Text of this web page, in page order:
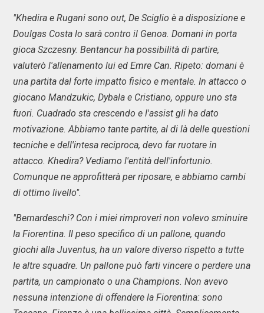
"Khedira e Rugani sono out, De Sciglio è a disposizione e
Doulgas Costa lo sarà contro il Genoa. Domani in porta
gioca Szczesny. Bentancur ha possibilità di partire,
valuterò l'allenamento lui ed Emre Can. Ripeto: domani è
una partita dal forte impatto fisico e mentale. In attacco o
giocano Mandzukic, Dybala e Cristiano, oppure uno sta
fuori. Cuadrado sta crescendo e l'assist gli ha dato
motivazione. Abbiamo tante partite, al di là delle questioni
tecniche e dell'intesa reciproca, devo far ruotare in
attacco. Khedira? Vediamo l'entità dell'infortunio.
Comunque ne approfitterà per riposare, e abbiamo cambi
di ottimo livello".
"Bernardeschi? Con i miei rimproveri non volevo sminuire
la Fiorentina. Il peso specifico di un pallone, quando
giochi alla Juventus, ha un valore diverso rispetto a tutte
le altre squadre. Un pallone può farti vincere o perdere una
partita, un campionato o una Champions. Non avevo
nessuna intenzione di offendere la Fiorentina: sono